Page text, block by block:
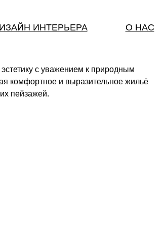
О НАС
выразительное жильё